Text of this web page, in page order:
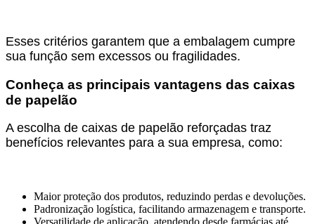
Esses critérios garantem que a embalagem cumpre
sua função sem excessos ou fragilidades.
Conheça as principais vantagens das caixas
de papelão
A escolha de caixas de papelão reforçadas traz
benefícios relevantes para a sua empresa, como:
Maior proteção dos produtos, reduzindo perdas e devoluções.
Padronização logística, facilitando armazenagem e transporte.